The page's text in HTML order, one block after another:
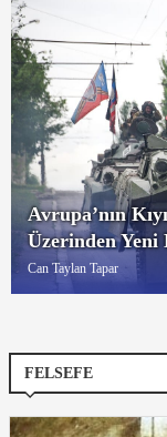
Avrupa’nın
Üzerinden Yeni
Can Taylan Tapar
FELSEFE